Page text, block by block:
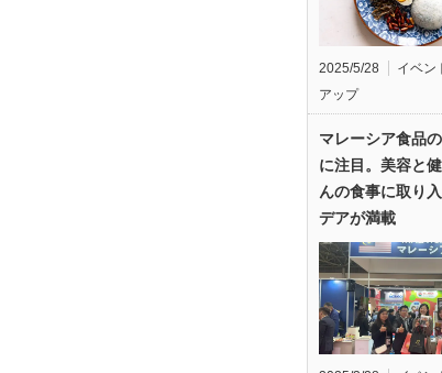
2025/5/28 イベン
アップ
マレーシア食品
に注目。美容と
んの食事に取り
デアが満載